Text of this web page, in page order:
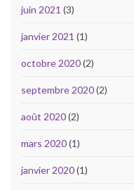
juin 2021 (3)
janvier 2021 (1)
octobre 2020(2)
septembre 2020(2)
août 2020(2)
mars 2020(1)
janvier 2020(1)